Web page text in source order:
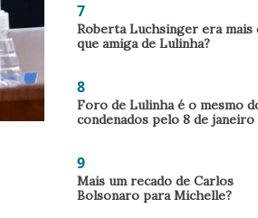
7
Roberta Luchsinger era mais
que amiga de Lulinha?
8
Foro de Lulinha é o mesmo
condenados pelo 8 de janeiro
9
Mais um recado de Carlos
Bolsonaro para Michelle?